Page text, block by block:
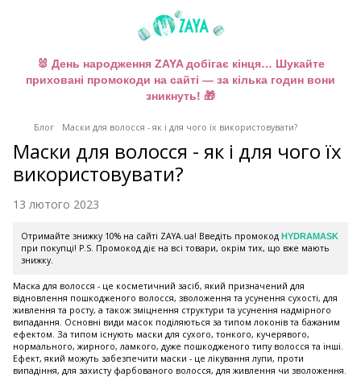
🐰 День народження ZAYA добігає кінця… Шукайте
приховані промокоди на сайті — за кілька годин вони
зникнуть! 🎁
Блог Маски для волосся - як і для чого їх використовувати?
Маски для волосся - як і для чого їх
використовувати?
13 лютого 2023
Отримайте знижку 10% на сайті ZAYA.ua! Введіть промокод HYDRAMASK
при покупці! P.S. Промокод діє на всі товари, окрім тих, що вже мають
знижку.
Маска для волосся - це косметичний засіб, який призначений для
відновлення пошкодженого волосся, зволоження та усунення сухості, для
живлення та росту, а також зміцнення структури та усунення надмірного
випадання. Основні види масок поділяються за типом локонів та бажаним
ефектом. За типом існують маски для сухого, тонкого, кучерявого,
нормального, жирного, ламкого, дуже пошкодженого типу волосся та інші.
Ефект, який можуть забезпечити маски - це лікування лупи, проти
випадіння, для захисту фарбованого волосся, для живлення чи зволоження.